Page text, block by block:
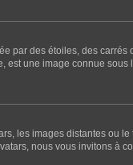
par des étoiles, des carrés
une image connue sous
les images distantes ou le
nous vous invitons à